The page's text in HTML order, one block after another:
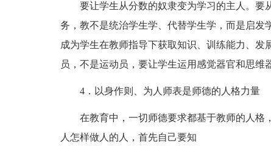
要让学生从分数的奴隶变为学习的主人。要
务，教不是统治学生学、代替学生学，而是启发
成为学生在教师指导下获取知识、训练能力、
员，不是运动员，要让学生运用感觉器官和思维
4．以身作则、为人师表是师德的人格力量
在教育中，一切师德要求都基于教师的人格
人怎样做人的人，首先自己要知